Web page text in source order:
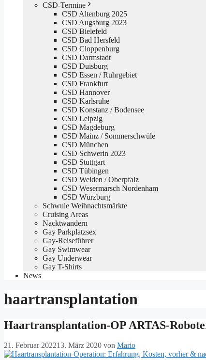
CSD-Termine
CSD Altenburg 2025
CSD Augsburg 2023
CSD Bielefeld
CSD Bad Hersfeld
CSD Cloppenburg
CSD Darmstadt
CSD Duisburg
CSD Essen / Ruhrgebiet
CSD Frankfurt
CSD Hannover
CSD Karlsruhe
CSD Konstanz / Bodensee
CSD Leipzig
CSD Magdeburg
CSD Mainz / Sommerschwüle
CSD München
CSD Schwerin 2023
CSD Stuttgart
CSD Tübingen
CSD Weiden / Oberpfalz
CSD Wesermarsch Nordenham
CSD Würzburg
Schwule Weihnachtsmärkte
Cruising Areas
Nacktwandern
Gay Parkplatzsex
Gay-Reiseführer
Gay Swimwear
Gay Underwear
Gay T-Shirts
News
haartransplantation
Haartransplantation-OP ARTAS-
21. Februar 202213. März 2020 von Mario